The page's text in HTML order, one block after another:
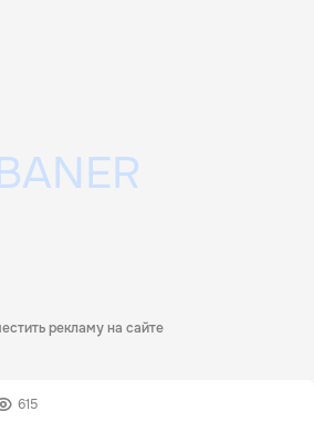
рекламу на сайте
615